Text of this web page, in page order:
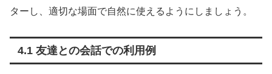
ターし、適切な場面で自然に使えるようにしましょう。
4.1 友達との会話での利用例